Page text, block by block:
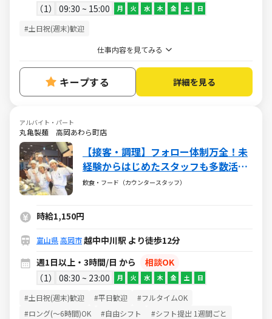
1
09:30 ~ 15:00 月 火 水 木 金 土 日
#土日祝(週末)歓迎
仕事内容を見てみる
キープする 詳細を見る
アルバイト・パート
丸亀製麺 高岡あわら町店
【接客・調理】フォロー体制万全！未
経験からはじめたスタッフも多数活躍
中！履歴書不要！週1日～◎シフト融
飲食・フード（カウンタースタッフ）
時給1,150円
富山県高岡市越中中川駅 より徒歩12分
週1日以上・3時間/日 から
相談OK
1
08:30 ~ 23:00 月 火 水 木 金 土 日
#土日祝(週末)歓迎 #平日歓迎
#フルタイムOK
#ロング(～6時間)OK
#自由シフト #シフト提出 1週間ごと